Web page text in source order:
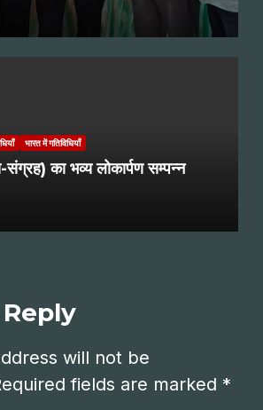
भारत में गतिविधियाँ
का भव्य लोकार्पण सम्पन्न
will not be
fields are marked *